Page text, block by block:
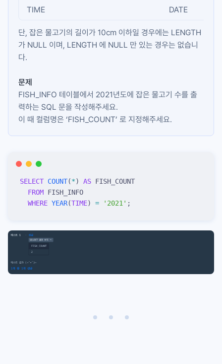
TIME DATE
단, 잡은 물고기의 길이가 10cm 이하일 경우에는 LENGTH
가 NULL 이며, LENGTH 에 NULL 만 있는 경우는 없습니
다.
문제
FISH_INFO 테이블에서 2021년도에 잡은 물고기 수를 출
력하는 SQL 문을 작성해주세요.
이 때 컬럼명은 ‘FISH_COUNT’ 로 지정해주세요.
SELECT COUNT(*) AS FISH_COUNT
  FROM
FISH_INFO
  WHERE
YEAR(TIME) = ' 2021 ' ;